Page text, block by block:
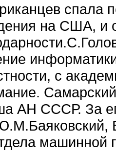
спала
на США, и
с
АН СССР. За